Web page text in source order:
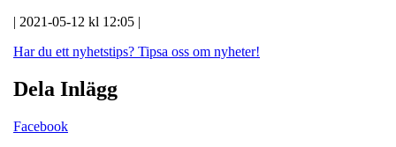
| 2021-05-12 kl 12:05 |
Har du ett nyhetstips? Tipsa oss om nyheter!
Dela Inlägg
Facebook